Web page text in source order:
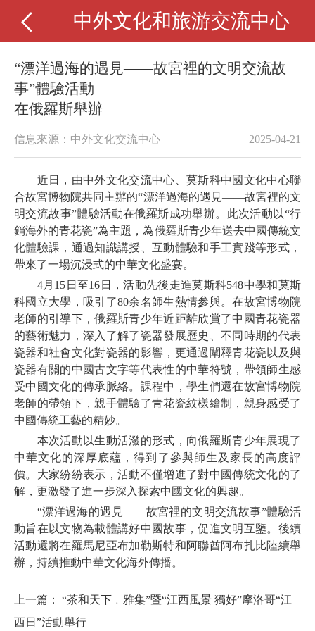
中外文化和旅游交流中心
“漂洋過海的遇見——故宮裡的文明交流故
事”體驗活動
在俄羅斯舉辦
信息來源：中外文化交流中心 2025-04-21
近日，由中外文化交流中心、莫斯科中國文化中心聯
合故宮博物院共同主辦的“漂洋過海的遇見——故宮裡的文
明交流故事”體驗活動在俄羅斯成功舉辦。此次活動以“行
銷海外的青花瓷”為主題，為俄羅斯青少年送去中國傳統文
化體驗課，通過知識講授、互動體驗和手工實踐等形式，
帶來了一場沉浸式的中華文化盛宴。
4月15日至16日，活動先後走進莫斯科548中學和莫斯
科國立大學，吸引了80余名師生熱情參與。在故宮博物院
老師的引導下，俄羅斯青少年近距離欣賞了中國青花瓷器
的藝術魅力，深入了解了瓷器發展歷史、不同時期的代表
瓷器和社會文化對瓷器的影響，更通過闡釋青花瓷以及與
瓷器有關的中國古文字等代表性的中華符號，帶領師生感
受中國文化的傳承脈絡。課程中，學生們還在故宮博物院
老師的帶領下，親手體驗了青花瓷紋樣繪制，親身感受了
中國傳統工藝的精妙。
本次活動以生動活潑的形式，向俄羅斯青少年展現了
中華文化的深厚底蘊，得到了參與師生及家長的高度評
價。大家紛紛表示，活動不僅增進了對中國傳統文化的了
解，更激發了進一步深入探索中國文化的興趣。
“漂洋過海的遇見——故宮裡的文明交流故事”體驗活
動旨在以文物為載體講好中國故事，促進文明互鑒。後續
活動還將在羅馬尼亞布加勒斯特和阿聯酋阿布扎比陸續舉
辦，持續推動中華文化海外傳播。
上一篇： “茶和天下﹒雅集”暨“江西風景 獨好”摩洛哥“江
西日”活動舉行